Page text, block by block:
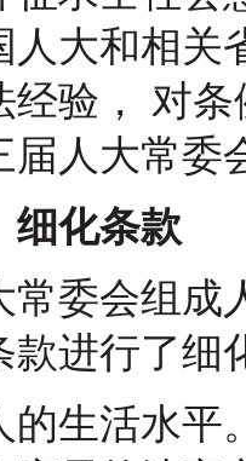
人大和相关
经验， 对
届人大常委
化条款
会组成
款进行了细
活水平